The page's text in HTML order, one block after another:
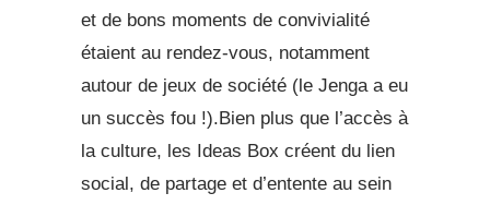
et de bons moments de convivialité
étaient au rendez-vous, notamment
autour de jeux de société (le Jenga a eu
un succès fou !).Bien plus que l’accès à
la culture, les Ideas Box créent du lien
social, de partage et d’entente au sein